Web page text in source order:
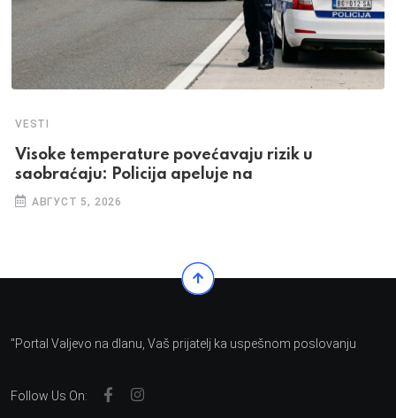
VESTI
Visoke temperature povećavaju rizik u
saobraćaju: Policija apeluje na
АВГУСТ 5, 2026
"Portal Valjevo na dlanu, Vaš prijatelj ka uspešnom poslovanju
Follow Us On: